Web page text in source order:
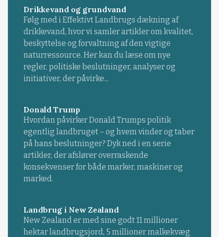
Drikkevand og grundvand
Følg med i Effektivt Landbrugs dækning af
drikkevand, hvor vi samler artikler om kvalitet,
beskyttelse og forvaltning af den vigtige
naturressource. Her kan du læse om nye
regler, politiske beslutninger, analyser og
initiativer, der påvirke...
Donald Trump
Hvordan påvirker Donald Trumps politik
egentlig landbruget – og hvem vinder og taber
på hans beslutninger? Dyk ned i en serie
artikler, der afslører overraskende
konsekvenser for både marker, maskiner og
marked.
Landbrug i New Zealand
New Zealand er med sine godt 11 millioner
hektar landbrugsjord, 5 millioner malkekvæg